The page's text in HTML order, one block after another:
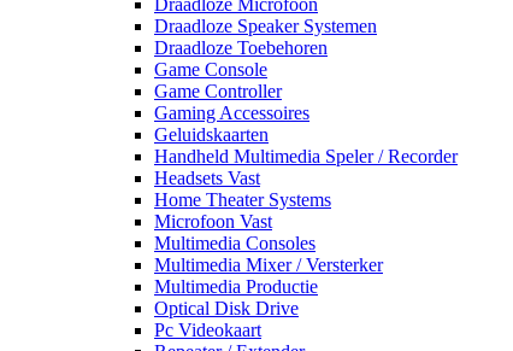
Draadloze Speaker Systemen
Draadloze Toebehoren
Game Console
Game Controller
Gaming Accessoires
Geluidskaarten
Handheld Multimedia Speler / Recorder
Headsets Vast
Home Theater Systems
Microfoon Vast
Multimedia Consoles
Multimedia Mixer / Versterker
Multimedia Productie
Optical Disk Drive
Pc Videokaart